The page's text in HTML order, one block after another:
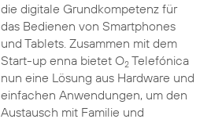
die digitale Grundkompetenz für
das Bedienen von Smartphones
und Tablets. Zusammen mit dem
Start-up enna bietet O2Telefónica
nun eine Lösung aus Hardware und
einfachen Anwendungen, um den
Austausch mit Familie und